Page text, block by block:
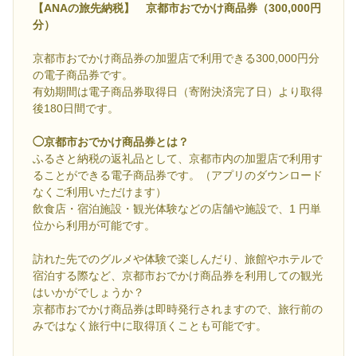
【ANAの旅先納税】 京都市おでかけ商品券（300,000円
分）
京都市おでかけ商品券の加盟店で利用できる300,000円分
の電子商品券です。
有効期間は電子商品券取得日（寄附決済完了日）より取得
後180日間です。
◯京都市おでかけ商品券とは？
ふるさと納税の返礼品として、京都市内の加盟店で利用す
ることができる電子商品券です。（アプリのダウンロード
なくご利用いただけます）
飲食店・宿泊施設・観光体験などの店舗や施設で、1 円単
位から利用が可能です。
訪れた先でのグルメや体験で楽しんだり、旅館やホテルで
宿泊する際など、京都市おでかけ商品券を利用しての観光
はいかがでしょうか？
京都市おでかけ商品券は即時発行されますので、旅行前の
みではなく旅行中に取得頂くことも可能です。